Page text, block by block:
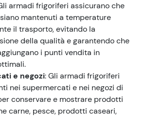
armadi frigoriferi assicurano che
mantenuti a temperature
il trasporto, evitando la
della qualità e garantendo che
i punti vendita in
e negozi: Gli armadi frigoriferi
nei supermercati e nei negozi di
conservare e mostrare prodotti
carne, pesce, prodotti caseari,